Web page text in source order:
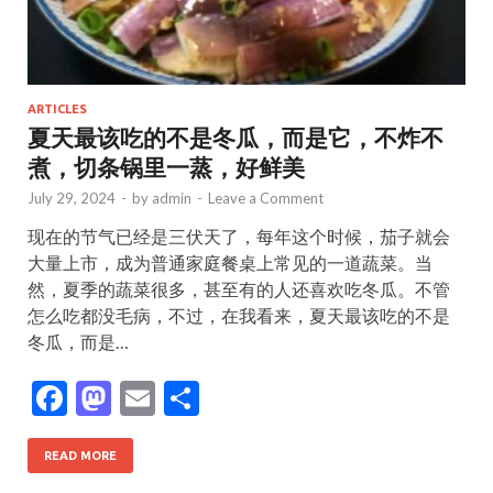
ARTICLES
夏天最该吃的不是冬瓜，而是它，不炸不
煮，切条锅里一蒸，好鲜美
July 29, 2024 - by admin - Leave a Comment
现在的节气已经是三伏天了，每年这个时候，茄子就会
大量上市，成为普通家庭餐桌上常见的一道蔬菜。当
然，夏季的蔬菜很多，甚至有的人还喜欢吃冬瓜。不管
怎么吃都没毛病，不过，在我看来，夏天最该吃的不是
冬瓜，而是…
F
ac
e
M
as
to
E
READ MORE